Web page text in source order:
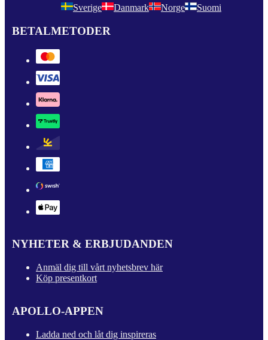
Sverige Danmark Norge Suomi
BETALMETODER
NYHETER & ERBJUDANDEN
Anmäl dig till vårt nyhetsbrev här
Köp presentkort
APOLLO-APPEN
Ladda ned och låt dig inspireras